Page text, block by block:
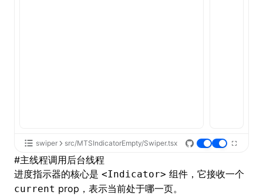
swiper src/MTSIndicatorEmpty/Swiper.tsx
#主线程调用后台线程
进度指示器的核心是 <Indicator> 组件，它接收一个
current prop，表示当前处于哪一页。